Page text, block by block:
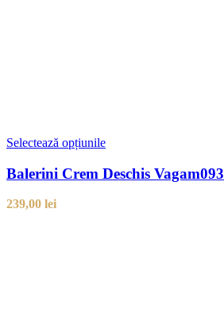
Selectează opțiunile
Balerini Crem Deschis Vagam093
239,00 lei